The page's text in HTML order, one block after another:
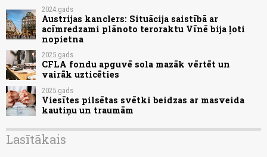
2024.gads
Austrijas kanclers: Situācija saistībā ar
acīmredzami plānoto teroraktu Vīnē bija ļoti
nopietna
2025.gads
CFLA fondu apguvē sola mazāk vērtēt un
vairāk uzticēties
2025.gads
Viesītes pilsētas svētki beidzas ar masveida
kautiņu un traumām
Lasītākais